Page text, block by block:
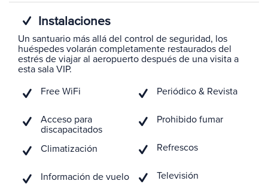
Instalaciones
Un santuario más allá del control de seguridad, los
huéspedes volarán completamente restaurados del
estrés de viajar al aeropuerto después de una visita a
esta sala VIP.
Free WiFi
Acceso para
discapacitados
Climatización
Información de vuelo
Periódico & Revista
Prohibido fumar
Refrescos
Televisión